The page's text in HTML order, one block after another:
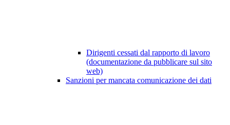
Dirigenti cessati dal rapporto di lavoro
(documentazione da pubblicare sul sito
web)
Sanzioni per mancata comunicazione dei dati